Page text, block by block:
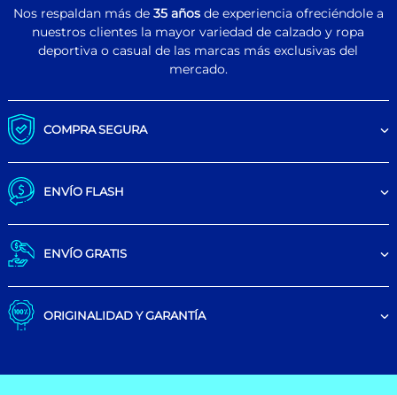
Nos respaldan más de 35 añosde experiencia ofreciéndole a
nuestros clientes la mayor variedad de calzado y ropa
deportiva o casual de las marcas más exclusivas del
mercado.
COMPRA SEGURA
ENVÍO FLASH
ENVÍO GRATIS
ORIGINALIDAD Y GARANTÍA